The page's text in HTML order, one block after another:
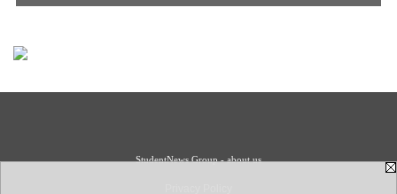
StudentNews Group - about us